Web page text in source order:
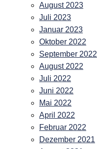
August 2023
Juli 2023
Januar 2023
Oktober 2022
September 2022
August 2022
Juli 2022
Juni 2022
Mai 2022
April 2022
Februar 2022
Dezember 2021